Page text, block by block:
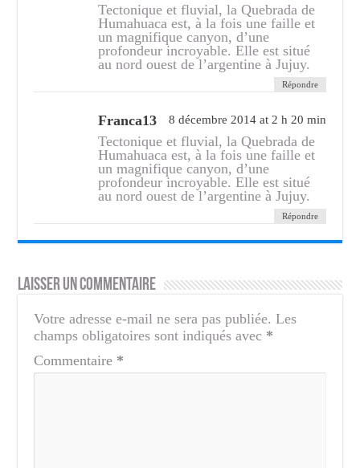
Tectonique et fluvial, la Quebrada de
Humahuaca est, à la fois une faille et
un magnifique canyon, d’une
profondeur incroyable. Elle est situé
au nord ouest de l’argentine à Jujuy.
Répondre
Franca13 8 décembre 2014 at 2 h 20 min
Tectonique et fluvial, la Quebrada de
Humahuaca est, à la fois une faille et
un magnifique canyon, d’une
profondeur incroyable. Elle est situé
au nord ouest de l’argentine à Jujuy.
Répondre
Laisser un commentaire
Votre adresse e-mail ne sera pas publiée. Les
champs obligatoires sont indiqués avec *
Commentaire *